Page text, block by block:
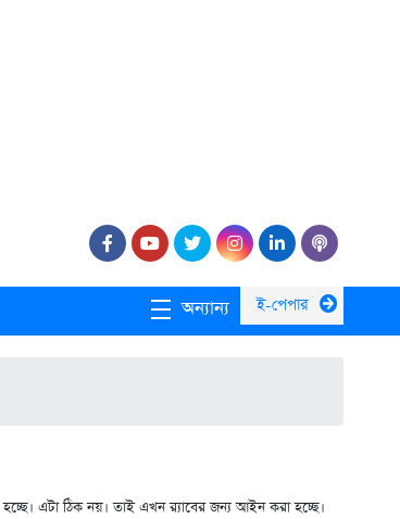
অন্যান্য ই-পেপার
হচ্ছে। এটা ঠিক নয়। তাই এখন র‍্যাবের জন্য আইন করা হচ্ছে।